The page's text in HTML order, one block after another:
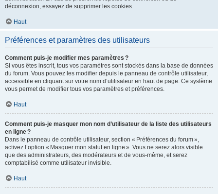
déconnexion, essayez de supprimer les cookies.
Haut
Préférences et paramètres des utilisateurs
Comment puis-je modifier mes paramètres ?
Si vous êtes inscrit, tous vos paramètres sont stockés dans la base de données
du forum. Vous pouvez les modifier depuis le panneau de contrôle utilisateur,
accessible en cliquant sur votre nom d’utilisateur en haut de page. Ce système
vous permet de modifier tous vos paramètres et préférences.
Haut
Comment puis-je masquer mon nom d’utilisateur de la liste des utilisateurs
en ligne ?
Dans le panneau de contrôle utilisateur, section « Préférences du forum »,
activez l’option « Masquer mon statut en ligne ». Vous ne serez alors visible
que des administrateurs, des modérateurs et de vous-même, et serez
comptabilisé comme utilisateur invisible.
Haut